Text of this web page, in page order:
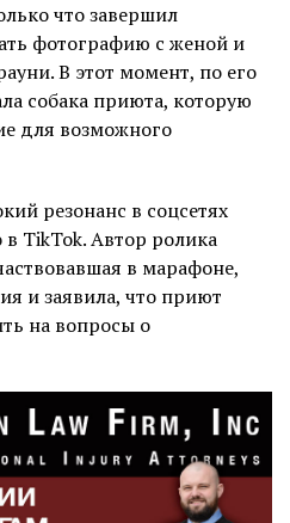
что завершил
фотографию с женой и
В этот момент, по его
собака приюта, которую
для возможного
резонанс в соцсетях
TikTok. Автор ролика
в марафоне,
и заявила, что приют
на вопросы о